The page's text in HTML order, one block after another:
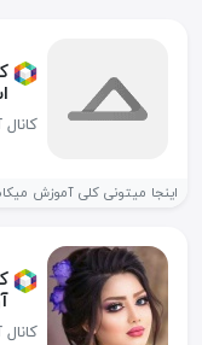
اینجا میتونی کلی آموزش